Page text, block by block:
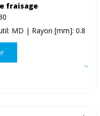
fraisage
MD | Rayon [mm]: 0.8